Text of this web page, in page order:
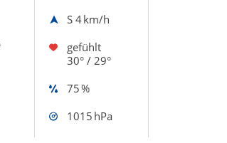
S 4 km/h
gefühlt
30° / 29°
75 %
1015 hPa